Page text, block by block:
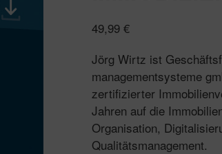
49,99 €
Jörg Wirtz ist
managementsysteme
zertifizierter
Jahren auf die
Organisation,
Qualitätsmanagement.